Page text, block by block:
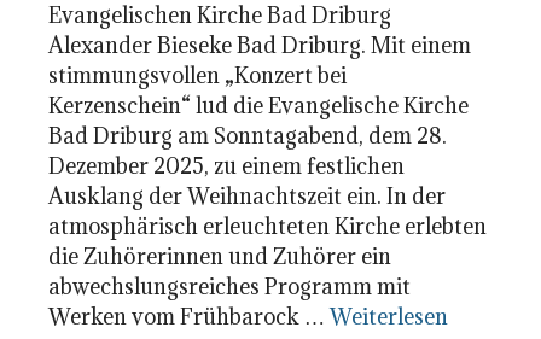
Evangelischen Kirche Bad Driburg
Alexander Bieseke Bad Driburg. Mit einem
stimmungsvollen „Konzert bei
Kerzenschein“ lud die Evangelische Kirche
Bad Driburg am Sonntagabend, dem 28.
Dezember 2025, zu einem festlichen
Ausklang der Weihnachtszeit ein. In der
atmosphärisch erleuchteten Kirche erlebten
die Zuhörerinnen und Zuhörer ein
abwechslungsreiches Programm mit
Werken vom Frühbarock …Weiterlesen